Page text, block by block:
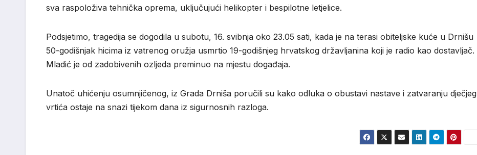
sva raspoloživa tehnička oprema, uključujući helikopter i bespilotne letjelice.
Podsjetimo, tragedija se dogodila u subotu, 16. svibnja oko 23.05 sati, kada je na terasi obiteljske kuće u Drnišu
50-godišnjak hicima iz vatrenog oružja usmrtio 19-godišnjeg hrvatskog državljanina koji je radio kao dostavljač.
Mladić je od zadobivenih ozljeda preminuo na mjestu događaja.
Unatoč uhićenju osumnjičenog, iz Grada Drniša poručili su kako odluka o obustavi nastave i zatvaranju dječjeg
vrtića ostaje na snazi tijekom dana iz sigurnosnih razloga.